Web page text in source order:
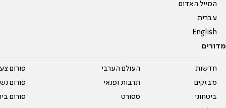
המייל האדום
עברית
English
מדורים
חדשות
מבזקים
ביטחוני
העולם הערבי
תרבות ופנאי
ספורט
פורום
פורום
פורום